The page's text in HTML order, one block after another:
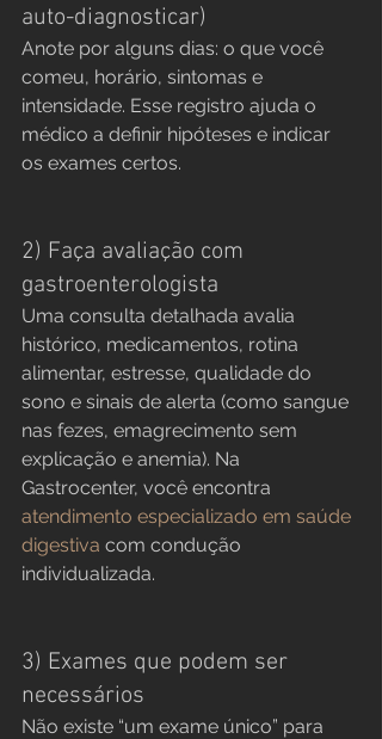
auto-diagnosticar)
Anote por alguns dias: o que você
comeu, horário, sintomas e
intensidade. Esse registro ajuda o
médico a definir hipóteses e indicar
os exames certos.
2) Faça avaliação com
gastroenterologista
Uma consulta detalhada avalia
histórico, medicamentos, rotina
alimentar, estresse, qualidade do
sono e sinais de alerta (como sangue
nas fezes, emagrecimento sem
explicação e anemia). Na
Gastrocenter, você encontra
atendimento especializado em saúde
digestiva com condução
individualizada.
3) Exames que podem ser
necessários
Não existe “um exame único” para